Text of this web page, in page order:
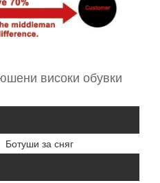
високи обувки
Ботуши за сняг